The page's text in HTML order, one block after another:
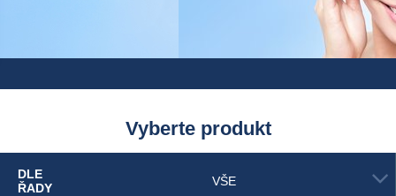
Vyberte produkt
DLE
ŘADY
VŠE